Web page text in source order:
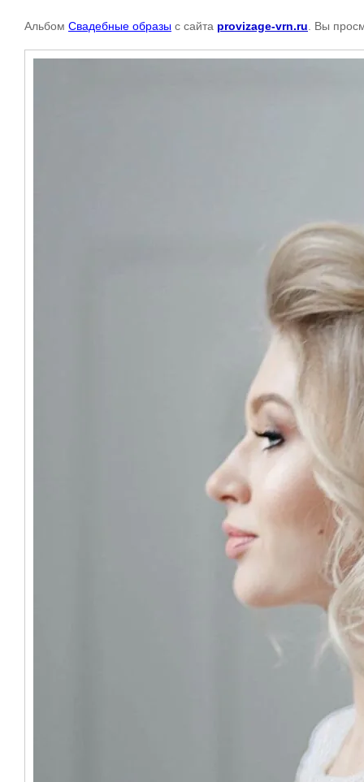
Альбом Свадебные образы с сайта provizage-vrn.ru . Вы